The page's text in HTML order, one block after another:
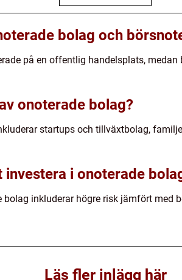
bolag och
på en offentlig handelsplats,
onoterade bolag?
startups och tillväxtbolag,
i onoterade
bolag inkluderar högre risk jämfört med
Läs fler inlägg här